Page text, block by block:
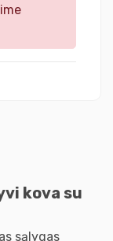
kova su
sąlygas